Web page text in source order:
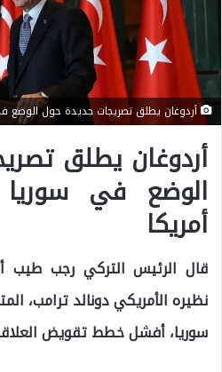
أردوغان يطلق تصريجات جديدة حول الوضع
أردوغان يطلق
الوضع في سوريا
أمريكا
قال الرئيس التركي رجب طيب
نظيره الأمريكي دونالد ترامب،
سوريا، أفشل خطط تقويض